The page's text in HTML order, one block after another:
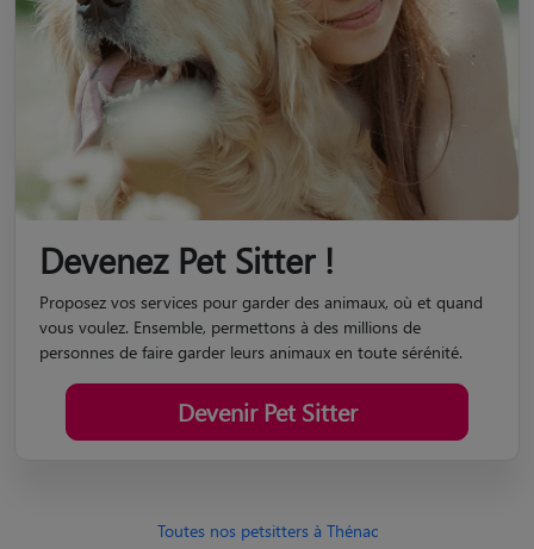
Devenez Pet Sitter !
Proposez vos services pour garder des animaux, où et quand
vous voulez. Ensemble, permettons à des millions de
personnes de faire garder leurs animaux en toute sérénité.
Devenir Pet Sitter
Toutes nos petsitters à Thénac